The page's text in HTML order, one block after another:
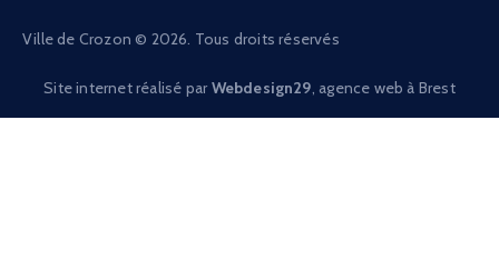
Ville de Crozon © 2026. Tous droits réservés
Site internet réalisé par Webdesign29 , agence web à Brest